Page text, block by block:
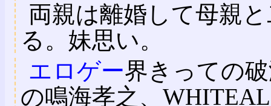
両親は離婚して母親
る。妹思い。
エロゲー界きっての
の鳴海孝之、